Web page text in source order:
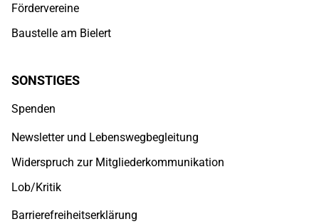
Fördervereine
Baustelle am Bielert
SONSTIGES
Spenden
Newsletter und Lebenswegbegleitung
Widerspruch zur Mitgliederkommunikation
Lob/Kritik
Barrierefreiheitserklärung